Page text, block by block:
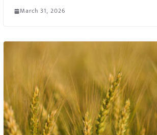
March 31, 2026